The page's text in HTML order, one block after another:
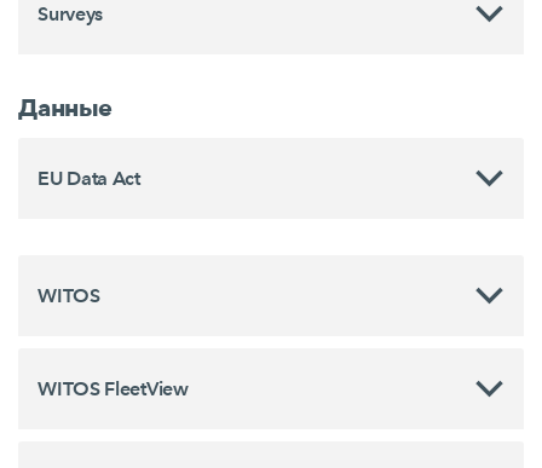
Surveys
Данные
EU Data Act
WITOS
WITOS FleetView